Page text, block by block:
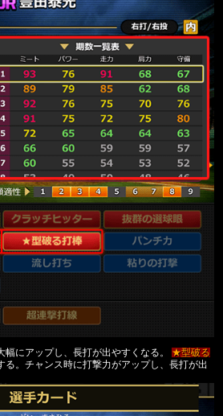
幅にアップし、長打が出やすくなる。
★型破る
る。チャンス時に打撃力がアップし、長打が出